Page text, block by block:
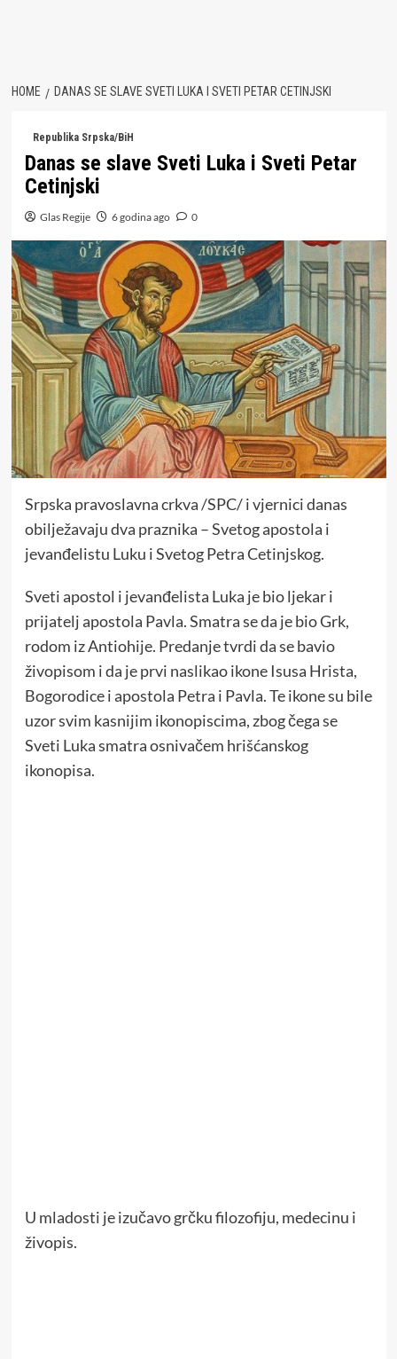
HOME DANAS SE SLAVE SVETI LUKA I SVETI PETAR CETINJSKI
Republika Srpska/BiH
Danas se slave Sveti Luka i Sveti Petar
Cetinjski
Glas Regije 6 godina ago 0
Srpska pravoslavna crkva /SPC/ i vjernici danas
obilježavaju dva praznika – Svetog apostola i
jevanđelistu Luku i Svetog Petra Cetinjskog.
Sveti apostol i jevanđelista Luka je bio ljekar i
prijatelj apostola Pavla. Smatra se da je bio Grk,
rodom iz Antiohije. Predanje tvrdi da se bavio
živopisom i da je prvi naslikao ikone Isusa Hrista,
Bogorodice i apostola Petra i Pavla. Te ikone su bile
uzor svim kasnijim ikonopiscima, zbog čega se
Sveti Luka smatra osnivačem hrišćanskog
ikonopisa.
U mladosti je izučavo grčku filozofiju, medecinu i
živopis.